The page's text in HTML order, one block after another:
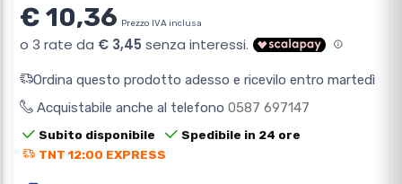
€ 10,36 Prezzo IVA inclusa
Ordina questo prodotto adesso e ricevilo entro martedì
Acquistabile anche al telefono 0587 697147
Subito disponibile
Spedibile in 24 ore
TNT 12:00 EXPRESS